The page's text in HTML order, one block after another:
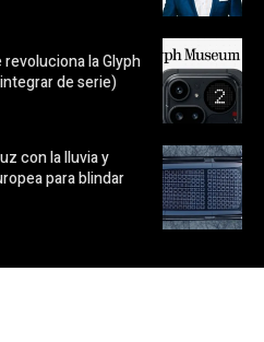
revoluciona la Glyph
de serie)
con la lluvia y
para blindar